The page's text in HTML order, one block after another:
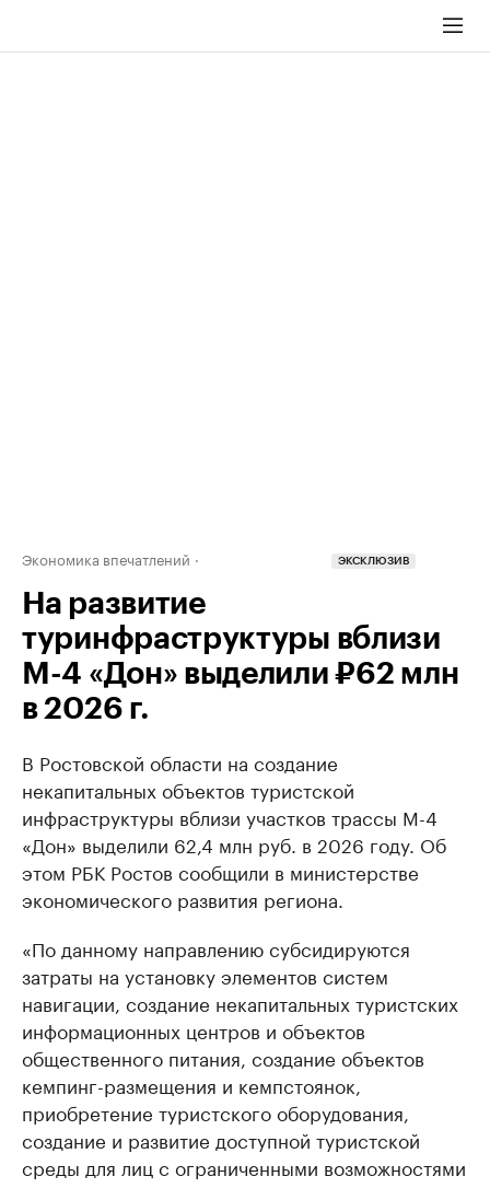
Экономика впечатлений ЭКСКЛЮЗИВ
На развитие
туринфраструктуры вблизи
М-4 «Дон» выделили ₽62 млн
в 2026 г.
В Ростовской области на создание
некапитальных объектов туристской
инфраструктуры вблизи участков трассы М-4
«Дон» выделили 62,4 млн руб. в 2026 году. Об
этом РБК Ростов сообщили в министерстве
экономического развития региона.
«По данному направлению субсидируются
затраты на установку элементов систем
навигации, создание некапитальных туристских
информационных центров и объектов
общественного питания, создание объектов
кемпинг-размещения и кемпстоянок,
приобретение туристского оборудования,
создание и развитие доступной туристской
среды для лиц с ограниченными возможностями